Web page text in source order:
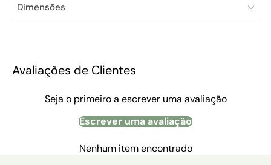
Dimensões
Avaliações de Clientes
Seja o primeiro a escrever uma avaliação
Escrever uma avaliação
Nenhum item encontrado